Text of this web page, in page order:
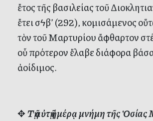
ἔτος τῆς βασιλείας τοῦ
ἔτει σϟβ’ (292), κομισάμενος
τὸν τοῦ Μαρτυρίου ἄφθαρτον
οὗ πρότερον ἔλαβε διάφορα
ἀοίδιμος.
✥Τῇ αὐτῇ ἡμέρᾳ μνήμη τῆς